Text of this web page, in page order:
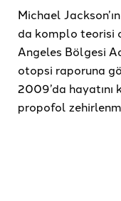
Michael
da komplo teorisi
Angeles Bölgesi
otopsi raporuna
2009’da
propofol